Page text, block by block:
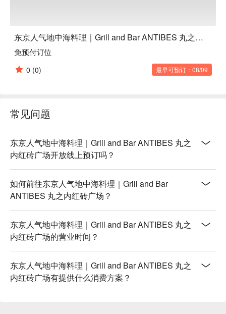
东京人气地中海料理｜Grill and Bar ANTIBES 丸之内红砖广场
免预付订位
0 (0) 最早可预订：08/09
常见问题
东京人气地中海料理｜Grill and Bar ANTIBES 丸之
内红砖广场开放线上预订吗？
如何前往东京人气地中海料理｜Grill and Bar
ANTIBES 丸之内红砖广场？
东京人气地中海料理｜Grill and Bar ANTIBES 丸之
内红砖广场的营业时间？
东京人气地中海料理｜Grill and Bar ANTIBES 丸之
内红砖广场有提供什么消费方案？